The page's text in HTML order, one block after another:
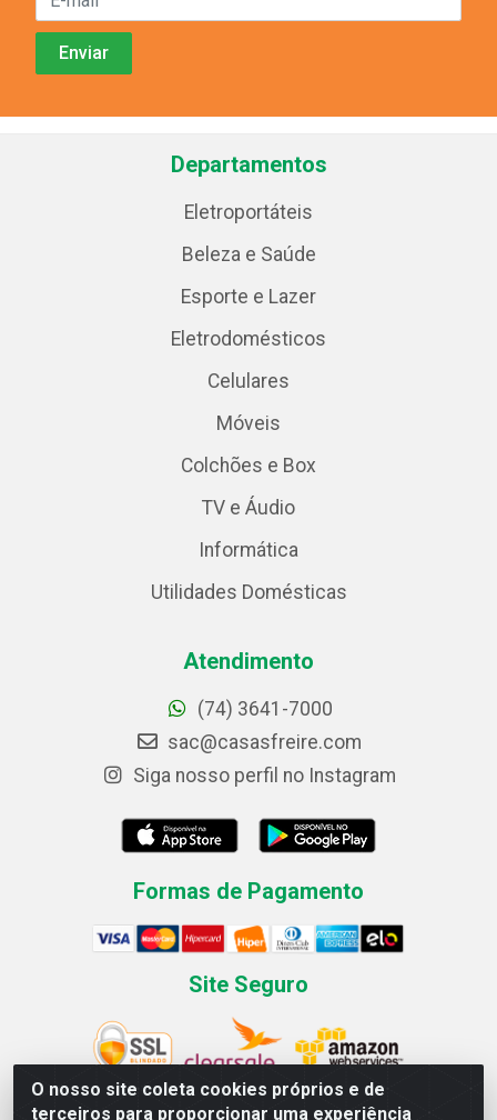
O nosso site coleta cookies próprios e de
terceiros para proporcionar uma experiência
Departamentos
Eletroportáteis
Beleza e Saúde
Esporte e Lazer
Eletrodomésticos
Celulares
Móveis
Colchões e Box
TV e Áudio
Informática
Utilidades Domésticas
Atendimento
(74) 3641-7000
sac@casasfreire.com
Siga nosso perfil no Instagram
Formas de Pagamento
Site Seguro